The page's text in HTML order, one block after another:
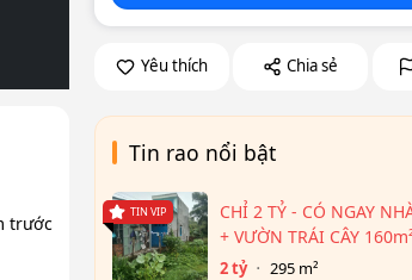
trước
Yêu thích Chia sẻ
Tin rao nổi bật
TIN VIP
CHỈ 2 TỶ - CÓ NGAY
+ VƯỜN TRÁI CÂY
VÁCH TP.HCM!
2 tỷ 295 m²